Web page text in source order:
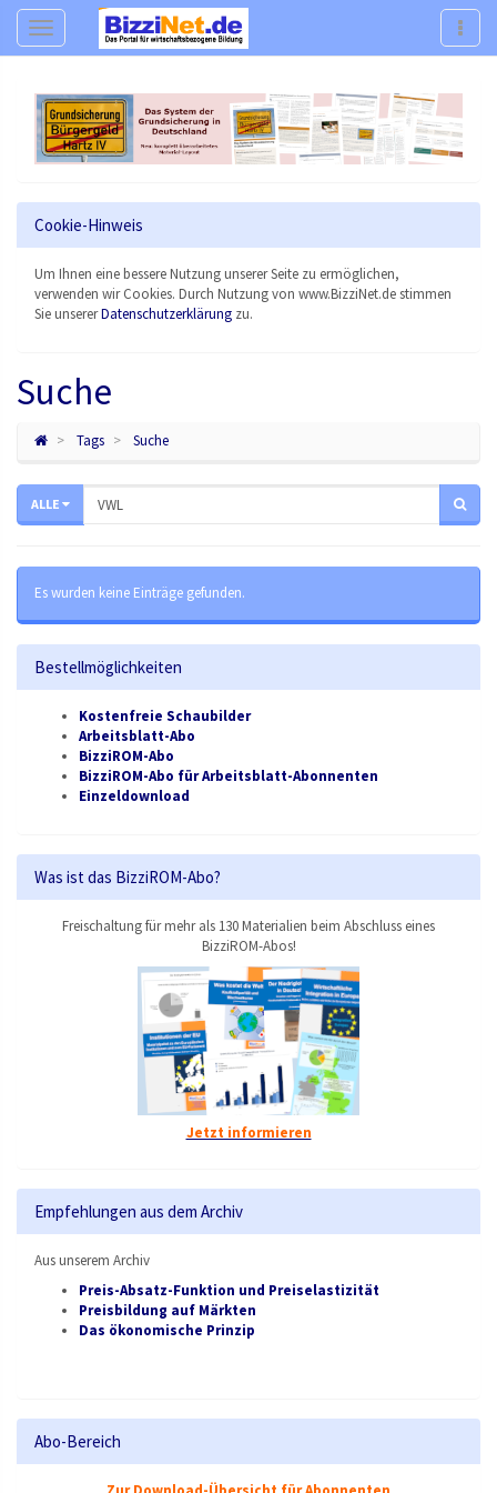
Navigation
Cookie-Hinweis
Um Ihnen eine bessere Nutzung unserer Seite zu ermöglichen,
verwenden wir Cookies. Durch Nutzung von www.BizziNet.de stimmen
Sie unsererDatenschutzerklärung zu.
Suche
Tags Suche
ALLE
Es wurden keine Einträge gefunden.
Bestellmöglichkeiten
Kostenfreie Schaubilder
Arbeitsblatt-Abo
BizziROM-Abo
BizziROM-Abo für Arbeitsblatt-Abonnenten
Einzeldownload
Was ist das BizziROM-Abo?
Freischaltung für mehr als 130 Materialien beim Abschluss eines
BizziROM-Abos!
Jetzt informieren
Empfehlungen aus dem Archiv
Aus unserem Archiv
Preis-Absatz-Funktion und Preiselastizität
Preisbildung auf Märkten
Das ökonomische Prinzip
Abo-Bereich